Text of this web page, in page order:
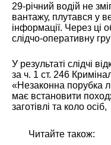
29-річний водій не
вантажу, плутався у
інформації. Через ці
слідчо-оперативну
У результаті слідчі
за ч. 1 ст. 246
«Незаконна порубка
має встановити
заготівлі та коло осіб,
Читайте також: